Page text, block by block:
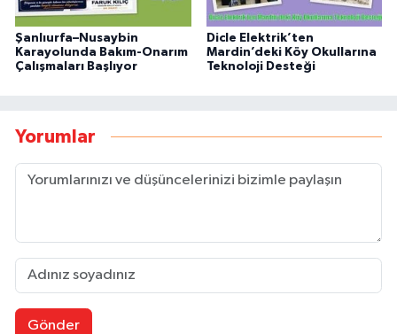
Şanlıurfa–Nusaybin
Karayolunda Bakım-Onarım
Çalışmaları Başlıyor
Dicle Elektrik’ten
Mardin’deki Köy Okullarına
Teknoloji Desteği
Yorumlar
Gönder